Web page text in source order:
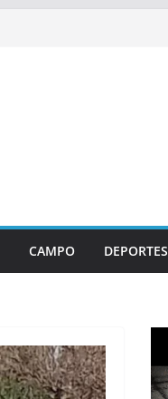
CAMPO DEPORTES